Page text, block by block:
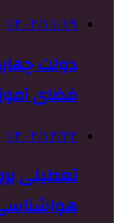
۱۴۰۲/۱۱/۱۹
دولت
فضای
۱۴۰۲/۱۲/۲۲
تعطیلی